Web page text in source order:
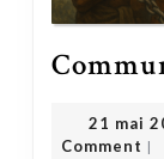
21 mai
Comment |